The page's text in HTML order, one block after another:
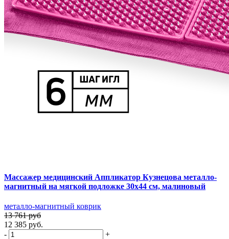
Массажер медицинский Аппликатор Кузнецова металло-
магнитный на мягкой подложке 30х44 см, малиновый
металло-магнитный коврик
13 761 руб
12 385 руб.
-
+